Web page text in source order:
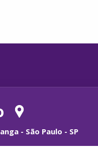
- São Paulo - SP